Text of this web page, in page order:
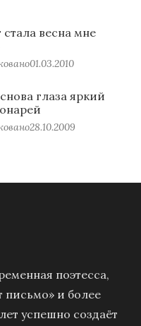
весна мне
01.03.2010
глаза яркий
28.10.2009
поэтесса,
письмо» и более
успешно создаёт